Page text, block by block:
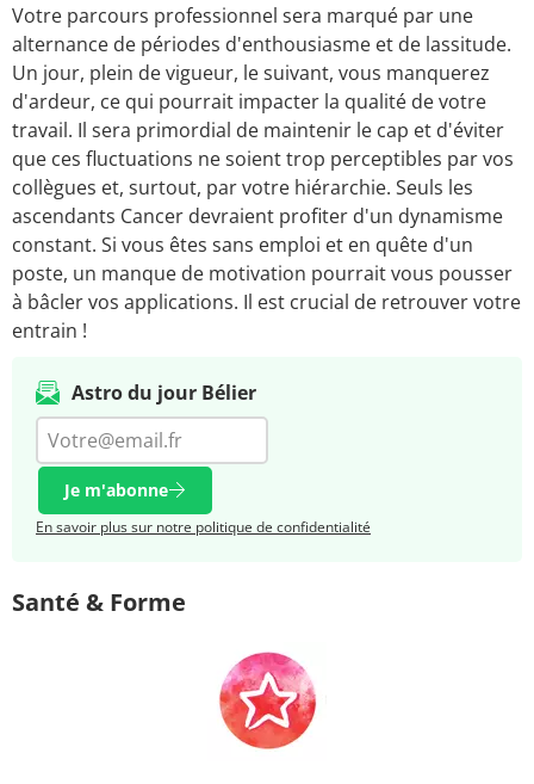
Votre parcours professionnel sera marqué par une
alternance de périodes d'enthousiasme et de lassitude.
Un jour, plein de vigueur, le suivant, vous manquerez
d'ardeur, ce qui pourrait impacter la qualité de votre
travail. Il sera primordial de maintenir le cap et d'éviter
que ces fluctuations ne soient trop perceptibles par vos
collègues et, surtout, par votre hiérarchie. Seuls les
ascendants Cancer devraient profiter d'un dynamisme
constant. Si vous êtes sans emploi et en quête d'un
poste, un manque de motivation pourrait vous pousser
à bâcler vos applications. Il est crucial de retrouver votre
entrain !
Astro du jour Bélier
Je m'abonne
En savoir plus sur notre politique de confidentialité
Santé & Forme